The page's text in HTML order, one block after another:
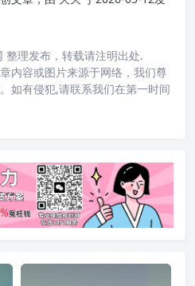
文章，由
整理发布，转载请注明出处.
内容或图片来源于网络，我们尊
如有侵犯,请联系我们在第一时间